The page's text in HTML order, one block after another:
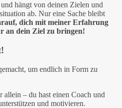
hängt von deinen Zielen und
ab. Nur eine Sache bleibt
dich mit meiner Erfahrung
an dein Ziel zu bringen!
um endlich in Form zu
allein – du hast einen Coach und
und motivieren.